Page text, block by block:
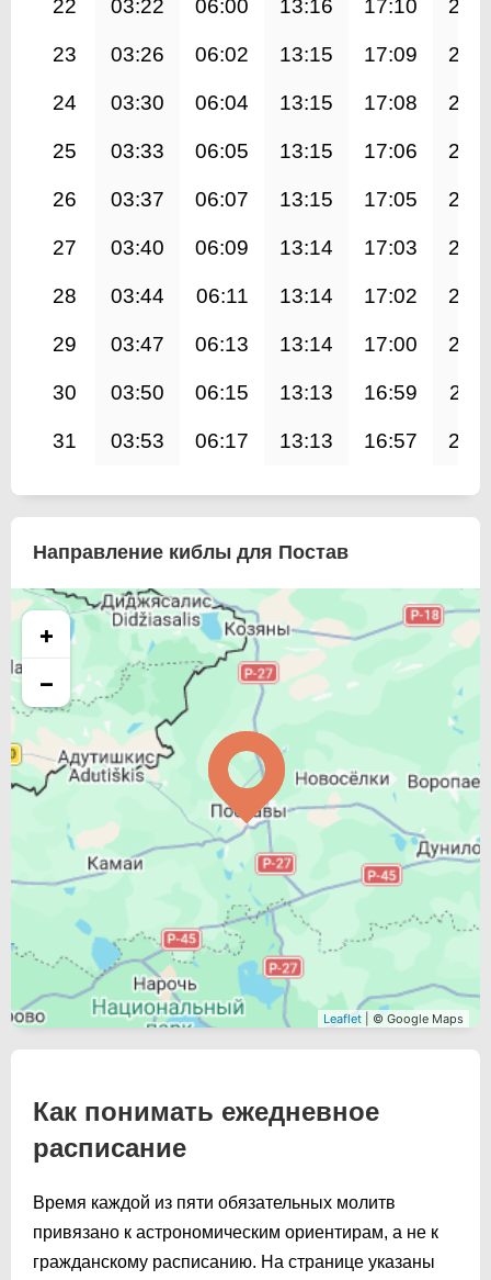
22 03:22 06:00 13:16 17:10
23 03:26 06:02 13:15 17:09
24 03:30 06:04 13:15 17:08
25 03:33 06:05 13:15 17:06
26 03:37 06:07 13:15 17:05
27 03:40 06:09 13:14 17:03
28 03:44 06:11 13:14 17:02
29 03:47 06:13 13:14 17:00
30 03:50 06:15 13:13 16:59
31 03:53 06:17 13:13 16:57
Направление киблы для Постав
+
−
Leaflet | © Google Maps
Как понимать ежедневное
расписание
Время каждой из пяти обязательных молитв
привязано к астрономическим ориентирам, а не к
гражданскому расписанию. На странице указаны